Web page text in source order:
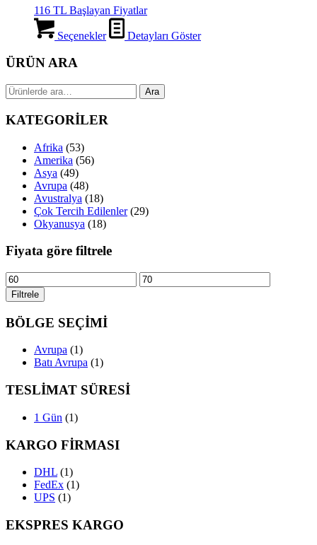
116 TL Başlayan Fiyatlar
Seçenekler Detayları Göster
ÜRÜN ARA
Ara: Ara
KATEGORİLER
Afrika (53)
Amerika (56)
Asya (49)
Avrupa (48)
Avustralya (18)
Çok Tercih Edilenler (29)
Okyanusya (18)
Fiyata göre filtrele
En
düşük
fiyat
En
yüksek
Filtrele
BÖLGE SEÇİMİ
Avrupa (1)
Batı Avrupa (1)
TESLİMAT SÜRESİ
1 Gün (1)
KARGO FİRMASI
DHL (1)
FedEx (1)
UPS (1)
EKSPRES KARGO